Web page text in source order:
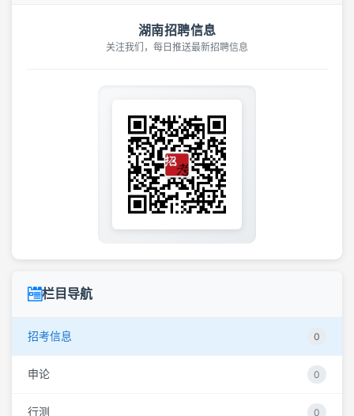
湖南招聘信息
关注我们，每日推送最新招聘信息
栏目导航
招考信息 0
申论 0
行测 0